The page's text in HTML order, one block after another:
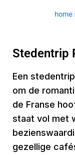
home
Stedentrip
Een
om de
de Franse
staat vol met
gezellige